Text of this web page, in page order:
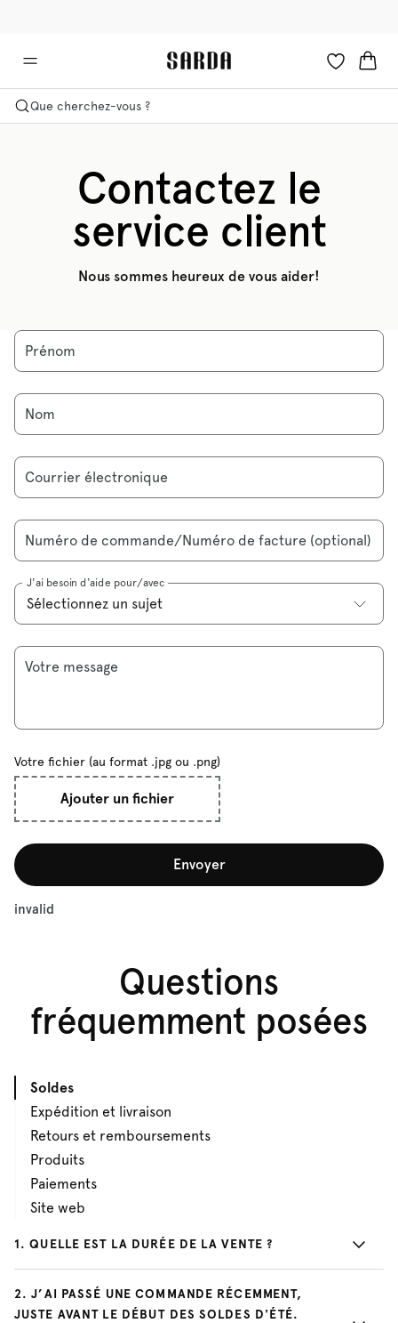
Que cherchez-vous ?
Contactez le
service client
Nous sommes heureux de vous aider!
Prénom
Nom
Courrier électronique
Numéro de commande/Numéro de facture (optional)
J'ai besoin d'aide pour/avec
Votre message
Votre fichier (au format .jpg ou .png)
Ajouter un fichier
Envoyer
invalid
Questions
fréquemment posées
Soldes
Expédition et livraison
Retours et remboursements
Produits
Paiements
Site web
1.QUELLE EST LA DURÉE DE LA VENTE ?
2.J’AI PASSÉ UNE COMMANDE RÉCEMMENT,
JUSTE AVANT LE DÉBUT DES SOLDES D'ÉTÉ.